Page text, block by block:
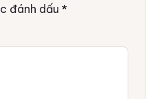
đánh dấu *